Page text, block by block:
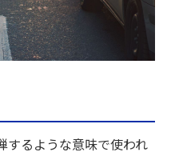
するような意味で使われ